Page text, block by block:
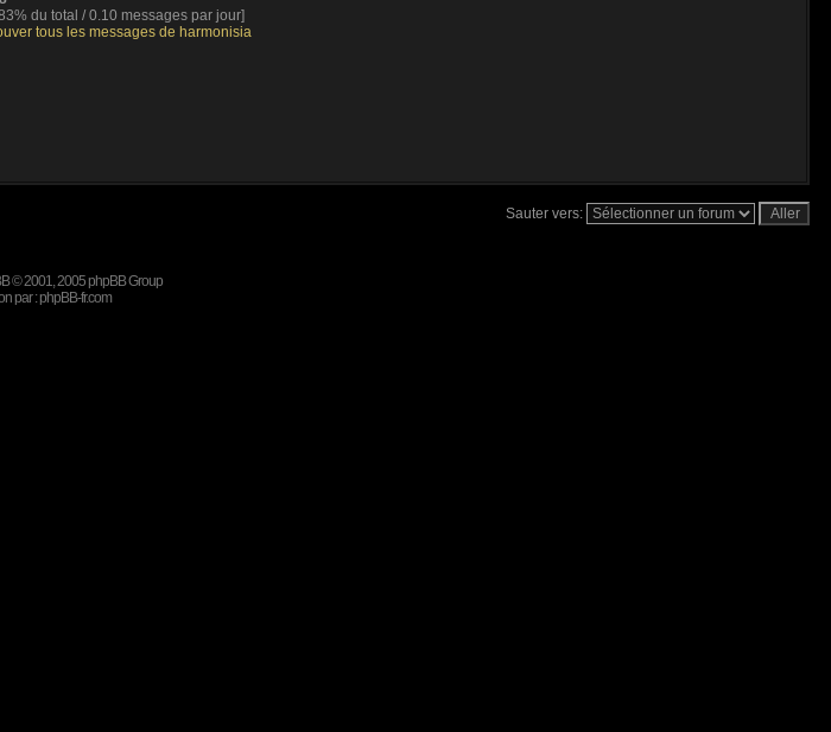
du total / 0.10 messages par jour]
tous les messages de harmonisia
Sauter vers:
© 2001, 2005 phpBB Group
par :phpBB-fr.com